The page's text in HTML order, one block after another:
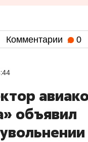
Комментарии 0
объявил